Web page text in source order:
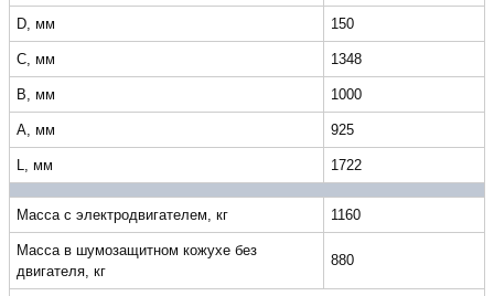
D, мм 150
C, мм 1348
B, мм 1000
A, мм 925
L, мм 1722
Масса с электродвигателем, кг 1160
Масса в шумозащитном кожухе без
двигателя, кг
880